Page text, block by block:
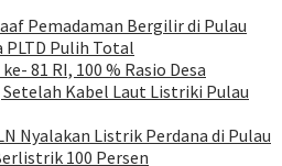
Pemadaman Bergilir di Pulau
PLTD Pulih Total
81 RI, 100 % Rasio Desa
Kabel Laut Listriki Pulau
Nyalakan Listrik Perdana di Pulau
100 Persen